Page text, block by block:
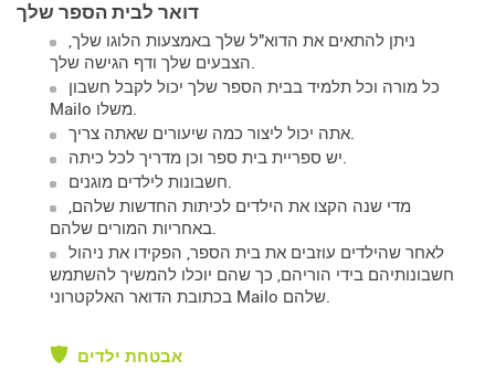
דואר לבית הספר שלך
ניתן להתאים את הדוא"ל שלך באמצעות הלוגו שלך,
הצבעים שלך ודף הגישה שלך.
כל מורה וכל תלמיד בבית הספר שלך יכול לקבל חשבון
Mailo משלו.
אתה יכול ליצור כמה שיעורים שאתה צריך.
יש ספריית בית ספר וכן מדריך לכל כיתה.
חשבונות לילדים מוגנים.
מדי שנה הקצו את הילדים לכיתות החדשות שלהם,
באחריות המורים שלהם.
לאחר שהילדים עוזבים את בית הספר, הפקידו את ניהול
חשבונותיהם בידי הוריהם, כך שהם יוכלו להמשיך להשתמש
בכתובת הדואר האלקטרוני Mailo שלהם.
אבטחת ילדים